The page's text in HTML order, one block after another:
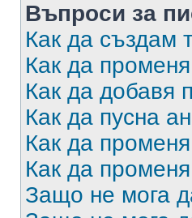
Въпроси за
Как да създам
Как да
Как да добавя
Как да пусна
Как да
Как да
Защо не мога